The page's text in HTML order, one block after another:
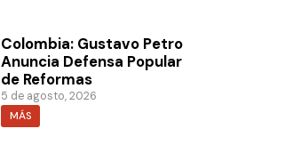
Colombia: Gustavo Petro
Anuncia Defensa Popular
de Reformas
5 de agosto, 2026
MÁS